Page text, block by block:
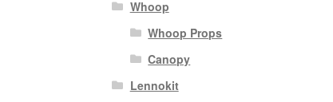
Whoop
Whoop Props
Canopy
Lennokit